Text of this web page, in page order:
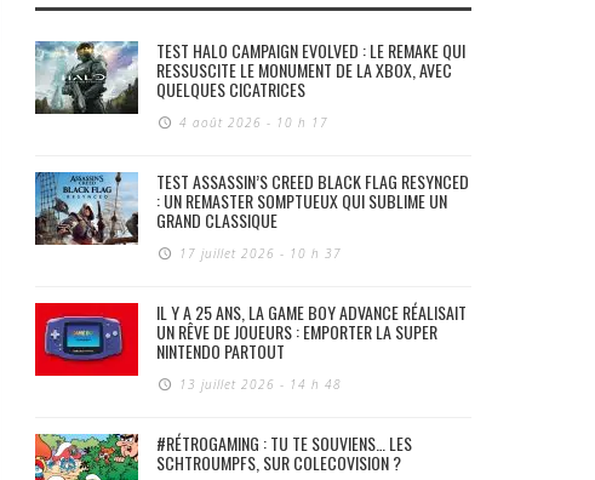
TEST HALO CAMPAIGN EVOLVED : LE REMAKE QUI
RESSUSCITE LE MONUMENT DE LA XBOX, AVEC
QUELQUES CICATRICES
4 août 2026 - 10 h 17
TEST ASSASSIN’S CREED BLACK FLAG RESYNCED
: UN REMASTER SOMPTUEUX QUI SUBLIME UN
GRAND CLASSIQUE
17 juillet 2026 - 10 h 37
IL Y A 25 ANS, LA GAME BOY ADVANCE RÉALISAIT
UN RÊVE DE JOUEURS : EMPORTER LA SUPER
NINTENDO PARTOUT
13 juillet 2026 - 14 h 48
#RÉTROGAMING : TU TE SOUVIENS… LES
SCHTROUMPFS, SUR COLECOVISION ?